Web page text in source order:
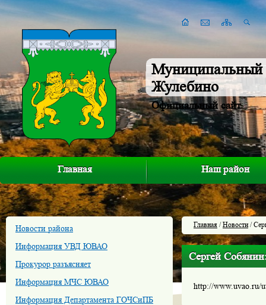
Муниципальный
Жулебино
Официальный сайт
Главная Наш район
Новости района
Информация УВД ЮВАО
Прокурор разъясняет
Информация МЧС ЮВАО
Информация Департамента ГОЧСиПБ
Главная /Новости/
Сергей
http://www.uvao.ru/